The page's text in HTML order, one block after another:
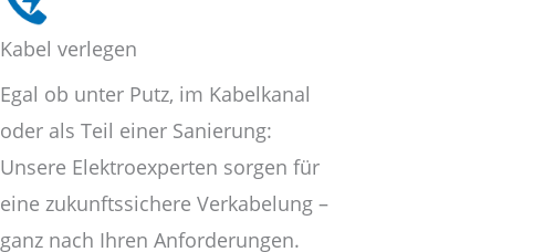
Kabel verlegen
Egal ob unter Putz, im Kabelkanal
oder als Teil einer Sanierung:
Unsere Elektroexperten sorgen für
eine zukunftssichere Verkabelung –
ganz nach Ihren Anforderungen.